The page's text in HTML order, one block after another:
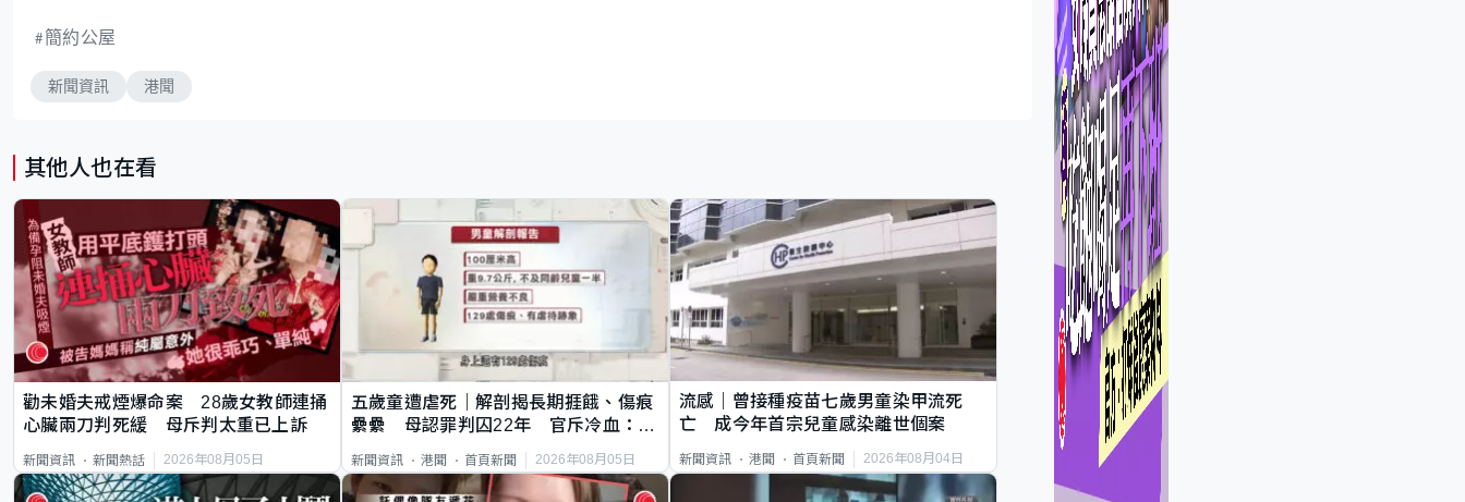
簡約公屋
新聞資訊 港聞
其他人也在看
勸未婚夫戒煙爆命案 28歲女教師連捅
心臟兩刀判死緩 母斥判太重已上訴
新聞資訊 新聞熱話 2026年08月05日
五歲童遭虐死｜解剖揭長期捱餓、傷痕
纍纍 母認罪判囚22年 官斥冷血：同
新聞資訊 港聞 首頁新聞 2026年08月05日
流感｜曾接種疫苗七歲男童染甲流死
亡 成今年首宗兒童感染離世個案
新聞資訊 港聞 首頁新聞 2026年08月04日